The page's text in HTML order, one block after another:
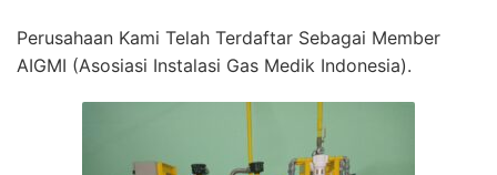
Perusahaan Kami Telah Terdaftar Sebagai Member
AIGMI (Asosiasi Instalasi Gas Medik Indonesia).